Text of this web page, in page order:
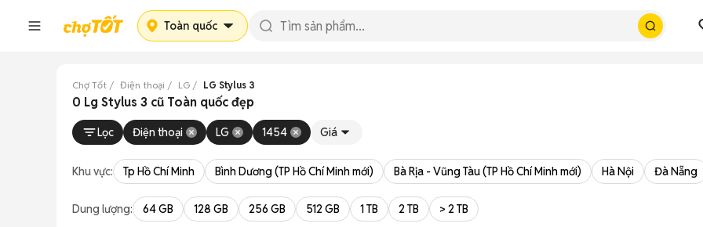
Toàn quốc
Chợ Tốt Điện thoại LG LG Stylus 3
0 Lg Stylus 3 cũ Toàn quốc đẹp
Lọc Điện thoại LG 1454 Giá
Khu vực: Tp Hồ Chí Minh Bình Dương (TP Hồ Chí Minh mới) Bà Rịa - Vũng Tàu (TP Hồ Chí Minh mới) Hà Nội Đà Nẵng
Dung lượng: 64 GB 128 GB 256 GB 512 GB 1 TB 2 TB > 2 TB